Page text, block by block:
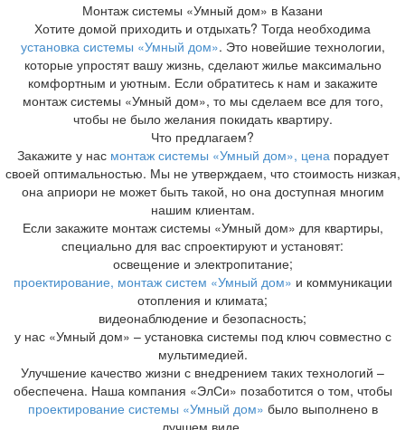
Монтаж системы «Умный дом» в Казани
Хотите домой приходить и отдыхать? Тогда необходима
установка системы «Умный дом». Это новейшие технологии,
которые упростят вашу жизнь, сделают жилье максимально
комфортным и уютным. Если обратитесь к нам и закажите
монтаж системы «Умный дом», то мы сделаем все для того,
чтобы не было желания покидать квартиру.
Что предлагаем?
Закажите у нас монтаж системы «Умный дом», ценапорадует
своей оптимальностью. Мы не утверждаем, что стоимость низкая,
она априори не может быть такой, но она доступная многим
нашим клиентам.
Если закажите монтаж системы «Умный дом» для квартиры,
специально для вас спроектируют и установят:
освещение и электропитание;
проектирование, монтаж систем «Умный дом» и коммуникации
отопления и климата;
видеонаблюдение и безопасность;
у нас «Умный дом» – установка системы под ключ совместно с
мультимедией.
Улучшение качество жизни с внедрением таких технологий –
обеспечена. Наша компания «ЭлСи» позаботится о том, чтобы
проектирование системы «Умный дом» было выполнено в